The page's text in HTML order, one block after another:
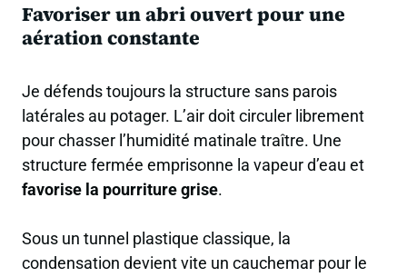
Favoriser un abri ouvert pour une
aération constante
Je défends toujours la structure sans parois
latérales au potager. L’air doit circuler librement
pour chasser l’humidité matinale traître. Une
structure fermée emprisonne la vapeur d’eau et
favorise la pourriture grise.
Sous un tunnel plastique classique, la
condensation devient vite un cauchemar pour le